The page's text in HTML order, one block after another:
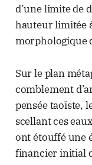
d’une limite de
hauteur limitée
morphologique
Sur le plan
comblement
pensée taoïste,
scellant ces
ont étouffé une
financier initial